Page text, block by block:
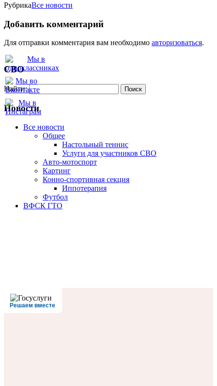
РубрикаВсе новости
Добавить комментарий
Для отправки комментария вам необходимо авторизоваться.
СВО
Найти:
Новости
Все новости
Oбщее
Настольный теннис
Услуги для участников СВО
Авто-мотоспорт
Картинг
Конно-спортивная секция
Иппотерапия
Футбол
ВФСК ГТО
Решаем вместе